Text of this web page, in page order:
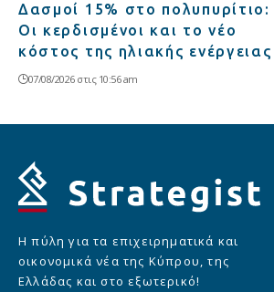
Δασμοί 15% στο πολυπυρίτιο:
Οι κερδισμένοι και το νέο
κόστος της ηλιακής ενέργειας
07/08/2026 στις 10:56 am
Η πύλη για τα επιχειρηματικά και
οικονομικά νέα της Κύπρου, της
Ελλάδας και στο εξωτερικό!